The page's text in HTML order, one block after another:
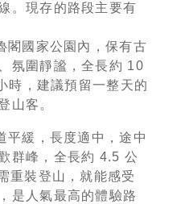
。現存的路段主要有
閣國家公園內，保有古
氛圍靜謐，全長約 10
時，建議預留一整天的
山客。
平緩，長度適中，途中
群峰，全長約 4.5 公
重裝登山，就能感受
是人氣最高的體驗路